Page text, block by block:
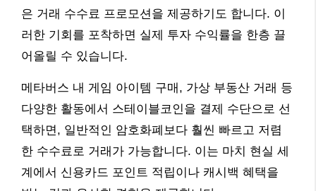
은 거래 수수료 프로모션을 제공하기도 합니다. 이
러한 기회를 포착하면 실제 투자 수익률을 한층 끌
어올릴 수 있습니다.
메타버스 내 게임 아이템 구매, 가상 부동산 거래 등
다양한 활동에서 스테이블코인을 결제 수단으로 선
택하면, 일반적인 암호화폐보다 훨씬 빠르고 저렴
한 수수료로 거래가 가능합니다. 이는 마치 현실 세
계에서 신용카드 포인트 적립이나 캐시백 혜택을